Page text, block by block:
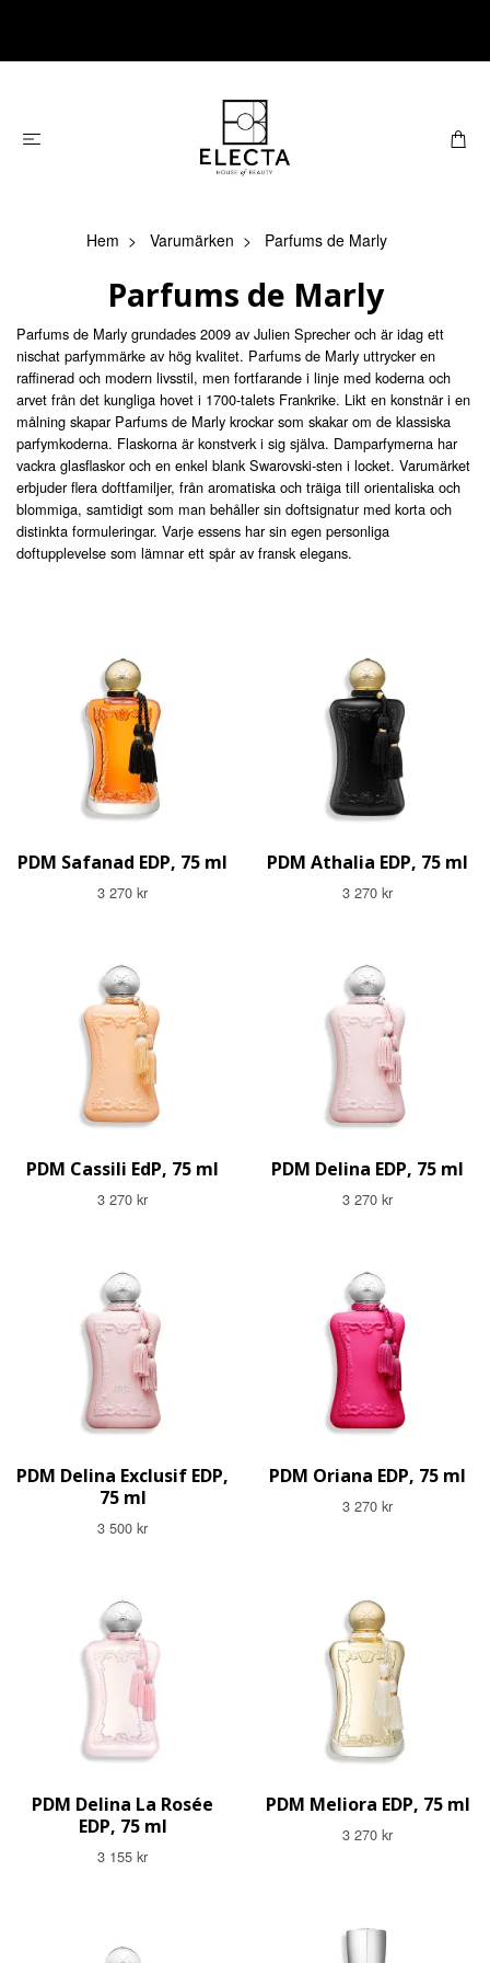
Hem Varumärken Parfums de Marly
Parfums de Marly
Parfums de Marly grundades 2009 av Julien Sprecher och är idag ett
nischat parfymmärke av hög kvalitet. Parfums de Marly uttrycker en
raffinerad och modern livsstil, men fortfarande i linje med koderna och
arvet från det kungliga hovet i 1700-talets Frankrike. Likt en konstnär i en
målning skapar Parfums de Marly krockar som skakar om de klassiska
parfymkoderna. Flaskorna är konstverk i sig själva. Damparfymerna har
vackra glasflaskor och en enkel blank Swarovski-sten i locket. Varumärket
erbjuder flera doftfamiljer, från aromatiska och träiga till orientaliska och
blommiga, samtidigt som man behåller sin doftsignatur med korta och
distinkta formuleringar. Varje essens har sin egen personliga
doftupplevelse som lämnar ett spår av fransk elegans.
PDM Safanad EDP, 75 ml
3 270 kr
PDM Athalia EDP, 75 ml
3 270 kr
PDM Cassili EdP, 75 ml
3 270 kr
PDM Delina EDP, 75 ml
3 270 kr
PDM Delina Exclusif EDP,
75 ml
3 500 kr
PDM Oriana EDP, 75 ml
3 270 kr
PDM Delina La Rosée
EDP, 75 ml
3 155 kr
PDM Meliora EDP, 75 ml
3 270 kr